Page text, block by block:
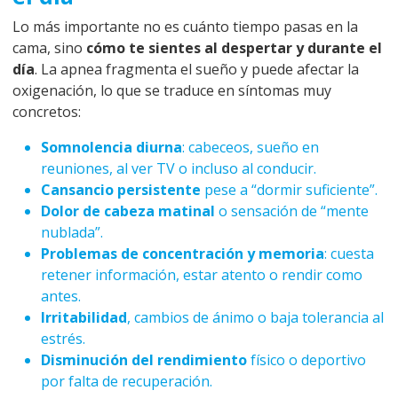
Lo más importante no es cuánto tiempo pasas en la
cama, sino cómo te sientes al despertar y durante el
día. La apnea fragmenta el sueño y puede afectar la
oxigenación, lo que se traduce en síntomas muy
concretos:
Somnolencia diurna: cabeceos, sueño en
reuniones, al ver TV o incluso al conducir.
Cansancio persistente pese a “dormir suficiente”.
Dolor de cabeza matinal o sensación de “mente
nublada”.
Problemas de concentración y memoria: cuesta
retener información, estar atento o rendir como
antes.
Irritabilidad, cambios de ánimo o baja tolerancia al
estrés.
Disminución del rendimientofísico o deportivo
por falta de recuperación.